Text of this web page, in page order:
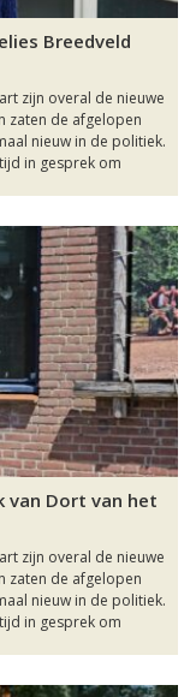
Breedveld
zijn overal de nieuwe
zaten de afgelopen
nieuw in de politiek.
in gesprek om
van Dort van het
zijn overal de nieuwe
zaten de afgelopen
nieuw in de politiek.
in gesprek om